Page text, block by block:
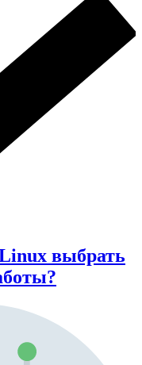
выбрать